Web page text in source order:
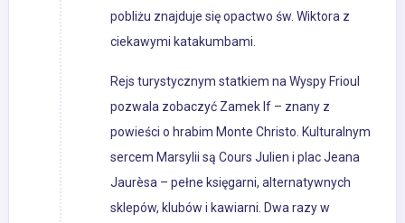
pobliżu znajduje się opactwo św. Wiktora z
ciekawymi katakumbami.
Rejs turystycznym statkiem na Wyspy Frioul
pozwala zobaczyć Zamek If – znany z
powieści o hrabim Monte Christo. Kulturalnym
sercem Marsylii są Cours Julien i plac Jeana
Jaurèsa – pełne księgarni, alternatywnych
sklepów, klubów i kawiarni. Dwa razy w